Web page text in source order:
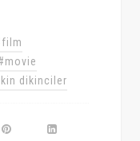
dikinciler